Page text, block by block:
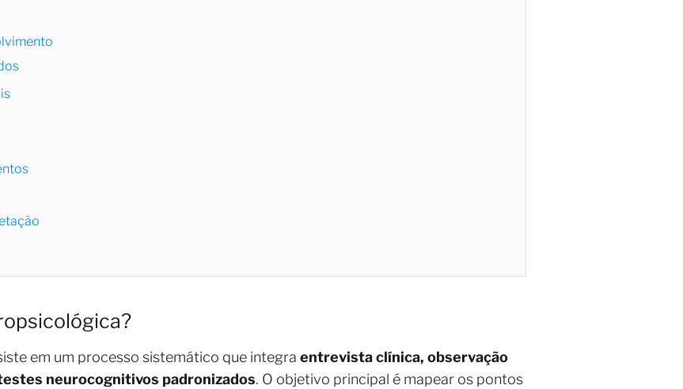
em um processo sistemático que integra entrevista clínica, observação
neurocognitivos padronizados. O objetivo principal é mapear os pontos